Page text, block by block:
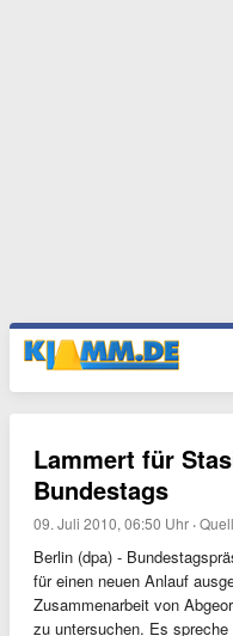
Lammert für
Bundestags
09. Juli 2010, 06:50 Uhr ·
Berlin (dpa) -
für einen neuen Anlauf
Zusammenarbeit von
zu untersuchen. Es